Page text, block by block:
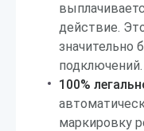
действие.
значительно
подключений.
100%
маркировку